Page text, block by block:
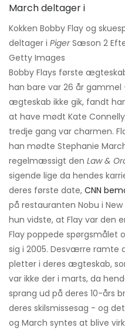
Kokken Bobby Flay og
deltager i PigerSæson 2
Getty Images
Bobby Flays første
han bare var 26 år
ægteskab ikke gik, fandt
at have mødt Kate
tredje gang var charmen.
han mødte Stephanie
regelmæssigt den Law &
sigende lige da hendes
deres første date, CNN
på restauranten Nobu i
hun vidste, at Flay var den
Flay poppede spørgsmålet
sig i 2005. Desværre ramte
pletter i deres ægteskab,
var ikke der i marts, da
sprang ud på deres 10-års
deres skilsmissesag - og
og March syntes at blive